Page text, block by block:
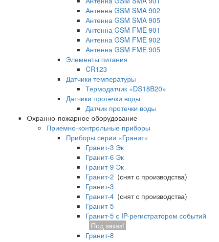
Антенна GSM SMA 902
Антенна GSM SMA 905
Антенна GSM FME 901
Антенна GSM FME 902
Антенна GSM FME 905
Элементы питания
CR123
Датчики температуры
Термодатчик «DS18B20»
Датчики протечки воды
Датчик протечки воды
Охранно-пожарное оборудование
Приемно-контрольные приборы
Приборы серии «Гранит»
Гранит-3 Эк
Гранит-6 Эк
Гранит-9 Эк
Гранит-2 (снят с производства)
Гранит-3
Гранит-4 (снят с производства)
Гранит-5
Гранит-5 с IP-регистратором событий
Под заказ!
Гранит-8